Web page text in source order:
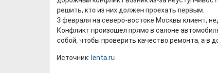
решить, кто из них должен проехать первым.
3 февраля на северо-востоке Москвы клиент,
Конфликт произошел прямо в салоне
собой, чтобы проверить качество ремонта, а в
Источник: lenta.ru